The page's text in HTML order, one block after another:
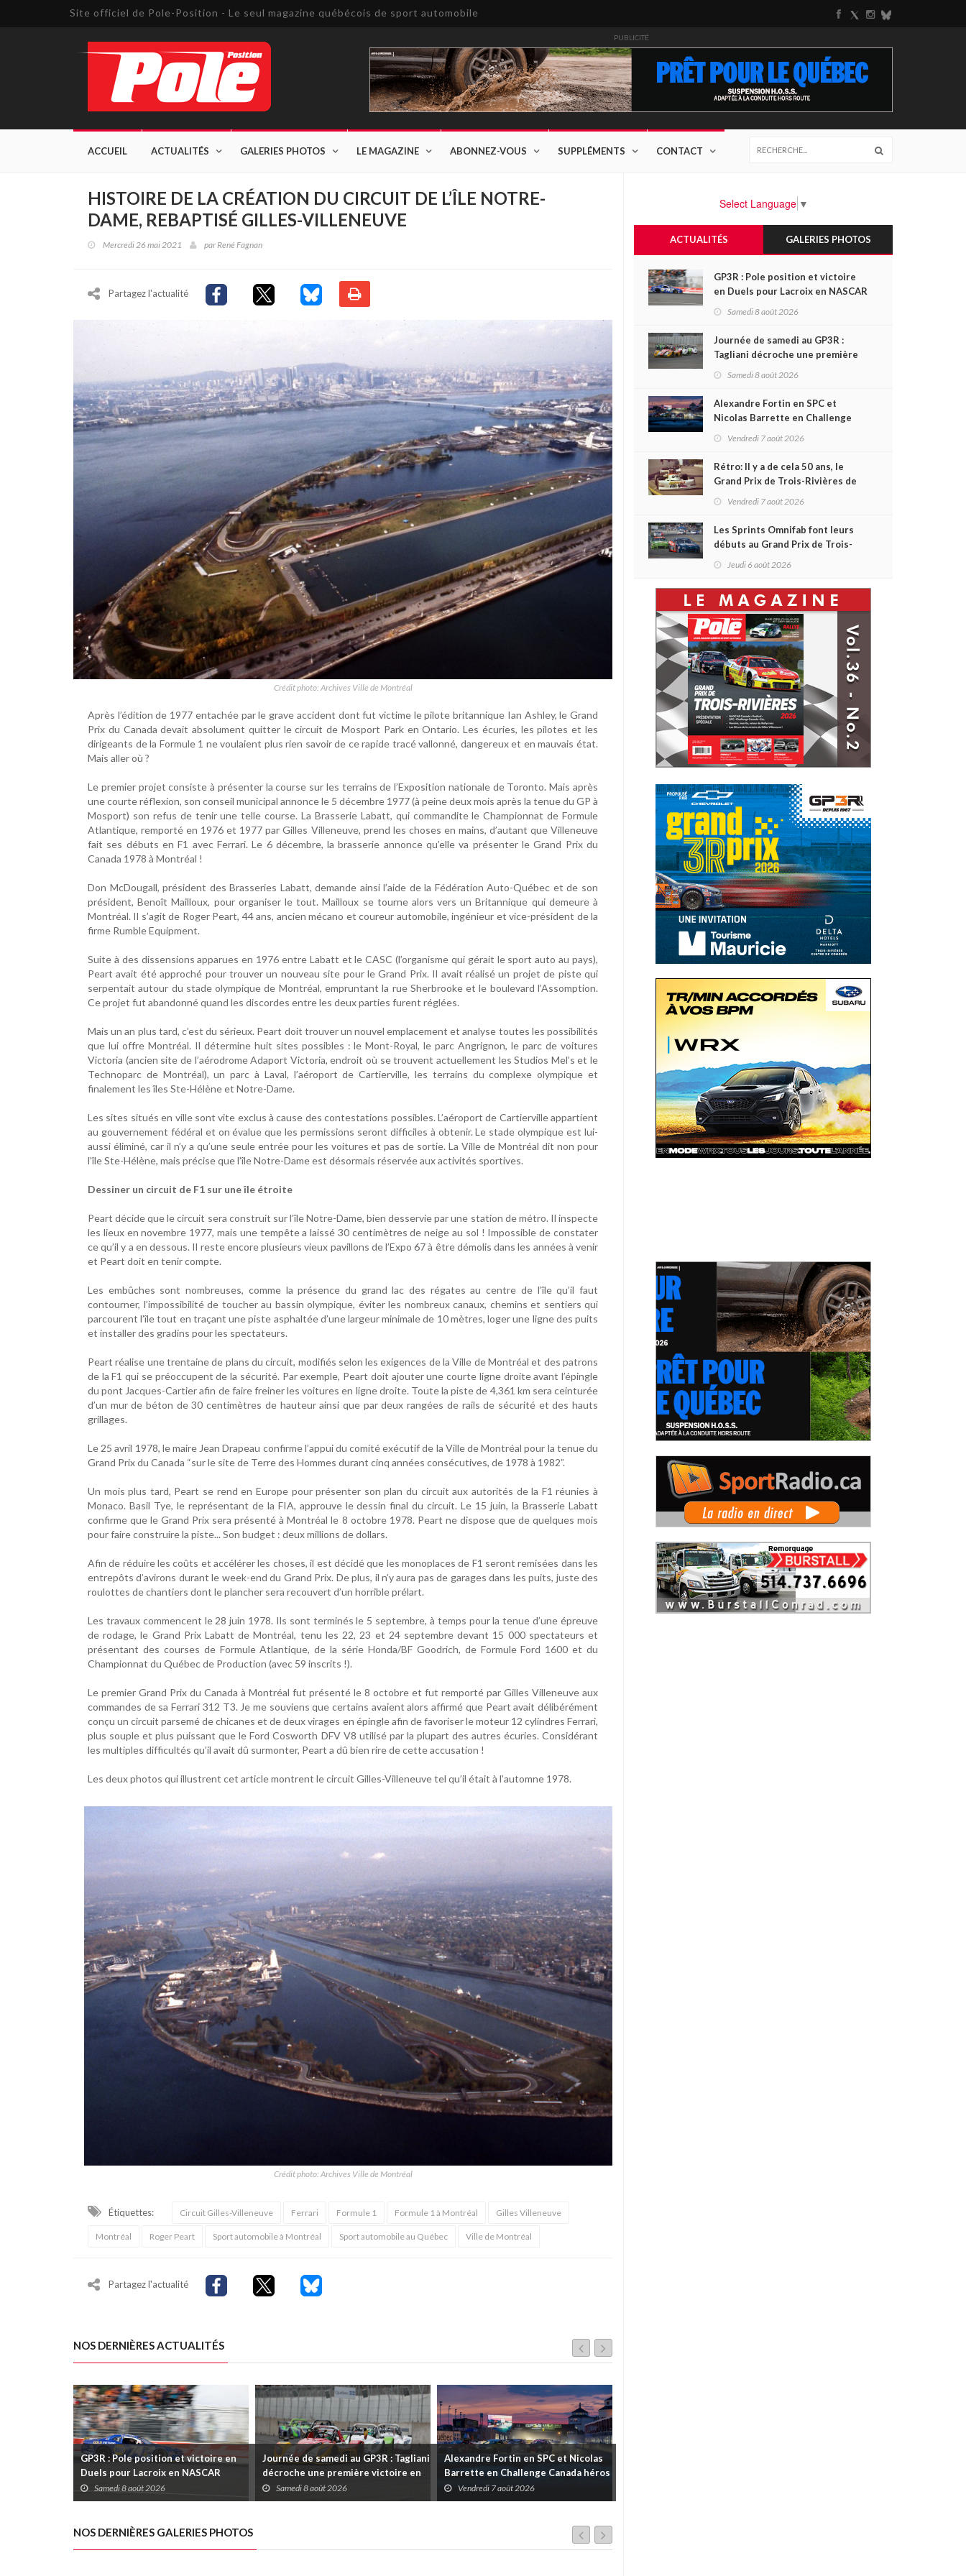
Site officiel de Pole-Position - Le seul magazine québécois de sport automobile
PUBLICITÉ
ACCUEIL ACTUALITÉS GALERIES PHOTOS LE MAGAZINE ABONNEZ-VOUS SUPPLÉMENTS CONTACT
HISTOIRE DE LA CRÉATION DU CIRCUIT DE L’ÎLE NOTRE-
DAME, REBAPTISÉ GILLES-VILLENEUVE
Mercredi 26 mai 2021 parRené Fagnan
Partagez l'actualité
Crédit photo: Archives Ville de Montréal
Après l’édition de 1977 entachée par le grave accident dont fut victime le pilote britannique Ian Ashley, le Grand
Prix du Canada devait absolument quitter le circuit de Mosport Park en Ontario. Les écuries, les pilotes et les
dirigeants de la Formule 1 ne voulaient plus rien savoir de ce rapide tracé vallonné, dangereux et en mauvais état.
Mais aller où ?
Le premier projet consiste à présenter la course sur les terrains de l’Exposition nationale de Toronto. Mais après
une courte réflexion, son conseil municipal annonce le 5 décembre 1977 (à peine deux mois après la tenue du GP à
Mosport) son refus de tenir une telle course. La Brasserie Labatt, qui commandite le Championnat de Formule
Atlantique, remporté en 1976 et 1977 par Gilles Villeneuve, prend les choses en mains, d’autant que Villeneuve
fait ses débuts en F1 avec Ferrari. Le 6 décembre, la brasserie annonce qu’elle va présenter le Grand Prix du
Canada 1978 à Montréal !
Don McDougall, président des Brasseries Labatt, demande ainsi l’aide de la Fédération Auto-Québec et de son
président, Benoît Mailloux, pour organiser le tout. Mailloux se tourne alors vers un Britannique qui demeure à
Montréal. Il s’agit de Roger Peart, 44 ans, ancien mécano et coureur automobile, ingénieur et vice-président de la
firme Rumble Equipment.
Suite à des dissensions apparues en 1976 entre Labatt et le CASC (l’organisme qui gérait le sport auto au pays),
Peart avait été approché pour trouver un nouveau site pour le Grand Prix. Il avait réalisé un projet de piste qui
serpentait autour du stade olympique de Montréal, empruntant la rue Sherbrooke et le boulevard l’Assomption.
Ce projet fut abandonné quand les discordes entre les deux parties furent réglées.
Mais un an plus tard, c’est du sérieux. Peart doit trouver un nouvel emplacement et analyse toutes les possibilités
que lui offre Montréal. Il détermine huit sites possibles : le Mont-Royal, le parc Angrignon, le parc de voitures
Victoria (ancien site de l’aérodrome Adaport Victoria, endroit où se trouvent actuellement les Studios Mel’s et le
Technoparc de Montréal), un parc à Laval, l’aéroport de Cartierville, les terrains du complexe olympique et
finalement les îles Ste-Hélène et Notre-Dame.
Les sites situés en ville sont vite exclus à cause des contestations possibles. L’aéroport de Cartierville appartient
au gouvernement fédéral et on évalue que les permissions seront difficiles à obtenir. Le stade olympique est lui-
aussi éliminé, car il n’y a qu’une seule entrée pour les voitures et pas de sortie. La Ville de Montréal dit non pour
l’île Ste-Hélène, mais précise que l’île Notre-Dame est désormais réservée aux activités sportives.
Dessiner un circuit de F1 sur une île étroite
Peart décide que le circuit sera construit sur l’île Notre-Dame, bien desservie par une station de métro. Il inspecte
les lieux en novembre 1977, mais une tempête a laissé 30 centimètres de neige au sol ! Impossible de constater
ce qu’il y a en dessous. Il reste encore plusieurs vieux pavillons de l’Expo 67 à être démolis dans les années à venir
et Peart doit en tenir compte.
Les embûches sont nombreuses, comme la présence du grand lac des régates au centre de l’île qu’il faut
contourner, l’impossibilité de toucher au bassin olympique, éviter les nombreux canaux, chemins et sentiers qui
parcourent l’île tout en traçant une piste asphaltée d’une largeur minimale de 10 mètres, loger une ligne des puits
et installer des gradins pour les spectateurs.
Peart réalise une trentaine de plans du circuit, modifiés selon les exigences de la Ville de Montréal et des patrons
de la F1 qui se préoccupent de la sécurité. Par exemple, Peart doit ajouter une courte ligne droite avant l’épingle
du pont Jacques-Cartier afin de faire freiner les voitures en ligne droite. Toute la piste de 4,361 km sera ceinturée
d’un mur de béton de 30 centimètres de hauteur ainsi que par deux rangées de rails de sécurité et des hauts
grillages.
Le 25 avril 1978, le maire Jean Drapeau confirme l’appui du comité exécutif de la Ville de Montréal pour la tenue du
Grand Prix du Canada “sur le site de Terre des Hommes durant cinq années consécutives, de 1978 à 1982”.
Un mois plus tard, Peart se rend en Europe pour présenter son plan du circuit aux autorités de la F1 réunies à
Monaco. Basil Tye, le représentant de la FIA, approuve le dessin final du circuit. Le 15 juin, la Brasserie Labatt
confirme que le Grand Prix sera présenté à Montréal le 8 octobre 1978. Peart ne dispose que de quelques mois
pour faire construire la piste... Son budget : deux millions de dollars.
Afin de réduire les coûts et accélérer les choses, il est décidé que les monoplaces de F1 seront remisées dans les
entrepôts d’avirons durant le week-end du Grand Prix. De plus, il n’y aura pas de garages dans les puits, juste des
roulottes de chantiers dont le plancher sera recouvert d’un horrible prélart.
Les travaux commencent le 28 juin 1978. Ils sont terminés le 5 septembre, à temps pour la tenue d’une épreuve
de rodage, le Grand Prix Labatt de Montréal, tenu les 22, 23 et 24 septembre devant 15 000 spectateurs et
présentant des courses de Formule Atlantique, de la série Honda/BF Goodrich, de Formule Ford 1600 et du
Championnat du Québec de Production (avec 59 inscrits !).
Le premier Grand Prix du Canada à Montréal fut présenté le 8 octobre et fut remporté par Gilles Villeneuve aux
commandes de sa Ferrari 312 T3. Je me souviens que certains avaient alors affirmé que Peart avait délibérément
conçu un circuit parsemé de chicanes et de deux virages en épingle afin de favoriser le moteur 12 cylindres Ferrari,
plus souple et plus puissant que le Ford Cosworth DFV V8 utilisé par la plupart des autres écuries. Considérant
les multiples difficultés qu’il avait dû surmonter, Peart a dû bien rire de cette accusation !
Les deux photos qui illustrent cet article montrent le circuit Gilles-Villeneuve tel qu’il était à l’automne 1978.
Crédit photo: Archives Ville de Montréal
Étiquettes: Circuit Gilles-Villeneuve Ferrari Formule 1 Formule 1 à Montréal Gilles Villeneuve
Montréal Roger Peart Sport automobile à Montréal Sport automobile au Québec Ville de Montréal
Partagez l'actualité
NOS DERNIÈRES ACTUALITÉS
GP3R : Pole position et victoire en
Duels pour Lacroix en NASCAR
Canada; Camirand remporte l'autre
Duels
Samedi 8 août 2026
Journée de samedi au GP3R : Tagliani
décroche une première victoire en
Coupe Radical; des courses très
disputées dans toutes les séries
Samedi 8 août 2026
Alexandre Fortin en SPC et Nicolas
Barrette en Challenge Canada héros
des premières courses du week-end
au GP3R
Vendredi 7 août 2026
NOS DERNIÈRES GALERIES PHOTOS
Select Language ▼
ACTUALITÉS GALERIES PHOTOS
GP3R : Pole position et victoire
en Duels pour Lacroix en NASCAR
Canada; Camirand remporte
Samedi 8 août 2026
Journée de samedi au GP3R :
Tagliani décroche une première
victoire en Coupe Radical; des
toutes les séries
Samedi 8 août 2026
Alexandre Fortin en SPC et
Nicolas Barrette en Challenge
Canada héros des premières
Vendredi 7 août 2026
Rétro: Il y a de cela 50 ans, le
Grand Prix de Trois-Rivières de
1976
Vendredi 7 août 2026
Les Sprints Omnifab font leurs
débuts au Grand Prix de Trois-
Rivières avec un format inspiré
Jeudi 6 août 2026